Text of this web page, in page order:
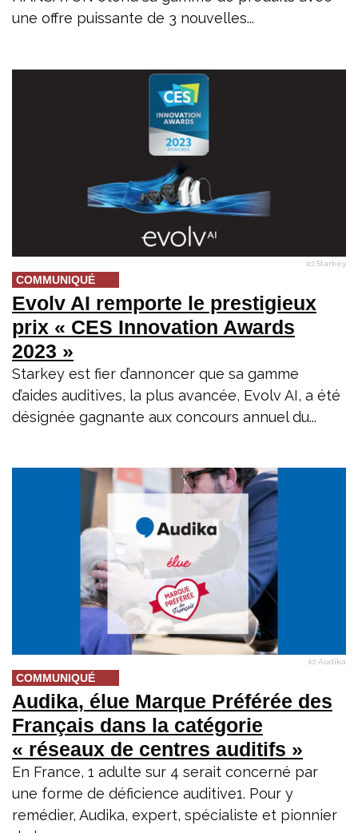
une offre puissante de 3 nouvelles...
(c) Starkey
COMMUNIQUÉ
Evolv AI remporte le prestigieux
prix « CES Innovation Awards
2023 »
Starkey est fier d’annoncer que sa gamme
d’aides auditives, la plus avancée, Evolv AI, a été
désignée gagnante aux concours annuel du...
(c) Audika
COMMUNIQUÉ
Audika, élue Marque Préférée des
Français dans la catégorie
« réseaux de centres auditifs »
En France, 1 adulte sur 4 serait concerné par
une forme de déficience auditive1. Pour y
remédier, Audika, expert, spécialiste et pionnier